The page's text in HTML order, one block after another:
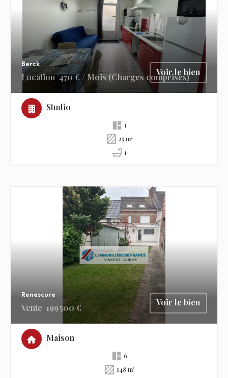
Berck
Location 470 € / Mois (Charges comprises)
Voir le bien
Studio
1
25 m²
1
Renescure
Vente 199 500 € Voir le bien
Maison
6
148 m²